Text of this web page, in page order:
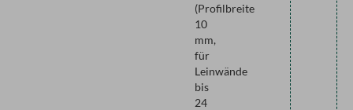
(Profilbreite
10
mm,
für
Leinwände
bis
24